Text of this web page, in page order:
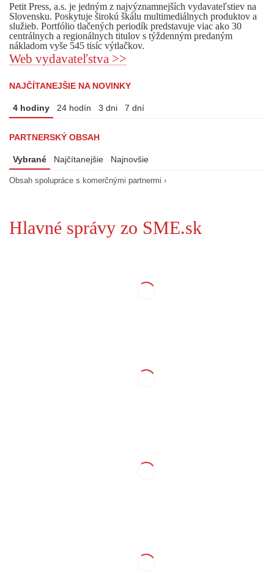
Petit Press, a.s. je jedným z najvýznamnejších vydavateľstiev na
Slovensku. Poskytuje širokú škálu multimediálnych produktov a
služieb. Portfólio tlačených periodík predstavuje viac ako 30
centrálnych a regionálnych titulov s týždenným predaným
nákladom vyše 545 tisíc výtlačkov.
Web vydavateľstva >>
NAJČÍTANEJŠIE NA NOVINKY
4 hodiny 24 hodín 3 dni 7 dní
PARTNERSKÝ OBSAH
Vybrané Najčítanejšie Najnovšie
Obsah spolupráce s komerčnými partnermi ›
Hlavné správy zo SME.sk